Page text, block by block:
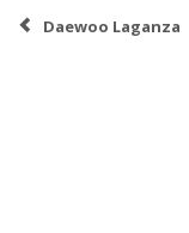
Daewoo Laganza